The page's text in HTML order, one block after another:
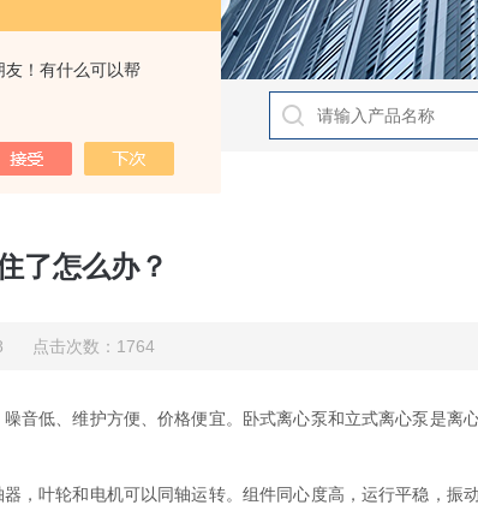
友！有什么可以帮
了怎么办？
点击次数：1764
低、维护方便、价格便宜。卧式离心泵和立式离心泵是离
叶轮和电机可以同轴运转。组件同心度高，运行平稳，振